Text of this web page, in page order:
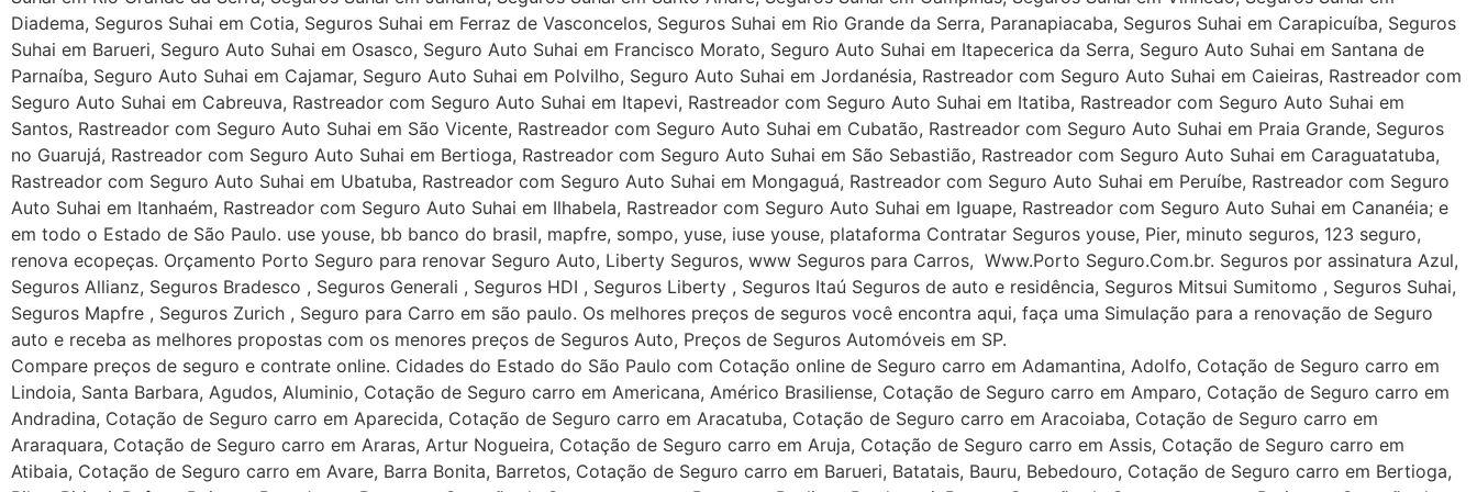
Diadema, Seguros Suhai em Cotia, Seguros Suhai em Ferraz de Vasconcelos, Seguros Suhai em Rio Grande da Serra, Paranapiacaba, Seguros Suhai em Carapicuíba, Seguros
Suhai em Barueri, Seguro Auto Suhai em Osasco, Seguro Auto Suhai em Francisco Morato, Seguro Auto Suhai em Itapecerica da Serra, Seguro Auto Suhai em Santana de
Parnaíba, Seguro Auto Suhai em Cajamar, Seguro Auto Suhai em Polvilho, Seguro Auto Suhai em Jordanésia, Rastreador com Seguro Auto Suhai em Caieiras, Rastreador com
Seguro Auto Suhai em Cabreuva, Rastreador com Seguro Auto Suhai em Itapevi, Rastreador com Seguro Auto Suhai em Itatiba, Rastreador com Seguro Auto Suhai em
Santos, Rastreador com Seguro Auto Suhai em São Vicente, Rastreador com Seguro Auto Suhai em Cubatão, Rastreador com Seguro Auto Suhai em Praia Grande, Seguros
no Guarujá, Rastreador com Seguro Auto Suhai em Bertioga, Rastreador com Seguro Auto Suhai em São Sebastião, Rastreador com Seguro Auto Suhai em Caraguatatuba,
Rastreador com Seguro Auto Suhai em Ubatuba, Rastreador com Seguro Auto Suhai em Mongaguá, Rastreador com Seguro Auto Suhai em Peruíbe, Rastreador com Seguro
Auto Suhai em Itanhaém, Rastreador com Seguro Auto Suhai em Ilhabela, Rastreador com Seguro Auto Suhai em Iguape, Rastreador com Seguro Auto Suhai em Cananéia; e
em todo o Estado de São Paulo. use youse, bb banco do brasil, mapfre, sompo, yuse, iuse youse, plataforma Contratar Seguros youse, Pier, minuto seguros, 123 seguro,
renova ecopeças. Orçamento Porto Seguro para renovar Seguro Auto, Liberty Seguros, www Seguros para Carros, Www.Porto Seguro.Com.br. Seguros por assinatura Azul,
Seguros Allianz, Seguros Bradesco , Seguros Generali , Seguros HDI , Seguros Liberty , Seguros Itaú Seguros de auto e residência, Seguros Mitsui Sumitomo , Seguros Suhai,
Seguros Mapfre , Seguros Zurich , Seguro para Carro em são paulo. Os melhores preços de seguros você encontra aqui, faça uma Simulação para a renovação de Seguro
auto e receba as melhores propostas com os menores preços de Seguros Auto, Preços de Seguros Automóveis em SP.
Compare preços de seguro e contrate online. Cidades do Estado do São Paulo com Cotação online de Seguro carro em Adamantina, Adolfo, Cotação de Seguro carro em Lindoia, Santa Barbara, Agudos, Aluminio, Cotação de Seguro carro em Americana, Américo Brasiliense, Cotação de Seguro carro em Amparo, Cotação de Seguro carro em Andradina, Cotação de Seguro carro em Aparecida, Cotação de Seguro carro em Aracatuba, Cotação de Seguro carro em Aracoiaba, Cotação de Seguro carro em Araraquara, Cotação de Seguro carro em Araras, Artur Nogueira, Cotação de Seguro carro em Aruja, Cotação de Seguro carro em Assis, Cotação de Seguro carro em Atibaia, Cotação de Seguro carro em Avare, Barra Bonita, Barretos, Cotação de Seguro carro em Barueri, Batatais, Bauru, Bebedouro, Cotação de Seguro carro em Bertioga, Bilac, Birigui, Bofete, Boituva, Bom Jesus, Botucatu, Cotação de Seguro carro em Braganca Paulista, Brodosqui, Brotas, Cotação de Seguro carro em Buritama, Cotação de Seguro carro em Cabreuva, Cotação de Seguro carro em Cacapava, Cachoeira Paulista, Caconde, Cafelandia, Cotação de Seguro carro em Caieiras, Cotação de Seguro carro em Cajamar, Cotação de Seguro carro em Campinas, Cotação de Seguro carro em Campo Limpo Paulista, Cotação de Seguro carro em Campos do Jordão, Cotação de Seguro carro em Cananeia, Candido Mota, Capão Bonito, Capivari, Cotação de Seguro carro em Caraguatatuba, Cotação de Seguro carro em Carapicuiba, Castilho, Cotação de Seguro carro em Catanduva, Cerqueira Cesar, Cotação de Seguro carro em Cerquilho, Cesario Lange, Cotação de Seguro carro em Conchal, Cosmopolis, Cotia, Cravinhos, Cruzeiro, Cotação de Seguro carro em Cubatao, Cunha, Cotação de Seguro carro em Diadema, Dracena, Eldorado, Cotação de Seguro carro em Embu, Pinhal, Cotação de Seguro carro em Ferraz de Vasconcelos, Franca, Cotação de Seguro carro em Francisco Morato, Cotação de Seguro carro em Franco da Rocha, Garca, Glicerio, Cotação de Seguro carro em Guararema, Cotação de Seguro carro em Guaratingueta, Guariba, Cotação de Seguro carro em Guarujá, Cotação de Seguro carro em Guarulhos, Holambra, Ibitinga, Cotação de Seguro carro em Ibiuna, Igarapava, Iguape, Ilha Comprida, Ilha Solteira, Ilhabela, Cotação de Seguro carro em Indaiatuba, Cotação de Seguro carro em Itanhaem, Cotação de Seguro carro em Itapecerica da Serra, Cotação de Seguro carro em Itapetininga, Cotação de Seguro carro em Itapeva, Cotação de Seguro carro em Itapevi, Cotação de Seguro carro em Itaquaquecetuba, Cotação de Seguro carro em Itatiba, Cotação de Seguro carro em Itu, Itupeva, Jaboticabal, Cotação de Seguro carro em Jacarei, Cotação de Seguro carro em Jaguariuna, Cotação de Seguro carro em Jales, Cotação de Seguro carro em Jandira, Cotação de Seguro carro em Jarinu, Cotação de Seguro carro em Jaú, Cotação de Seguro carro em Jundiai, Cotação de Seguro carro em Juquitiba, Laranjal Paulista, Leme, Lencois Paulista, Limeira, Cotação de Seguro carro em Lindoia, Lins, Cotação de Seguro carro em Lorena, Luis Antonio, Lupercio, Mairinque, Cotação de Seguro carro em Mairipora, Marilia, Matao, Cotação de Seguro carro em Mauá, Paranapanema, Mirassol, Mococa, Cotação de Seguro carro em Mogi, Cotação de Seguro carro em Moji das Cruzes, Cotação de Seguro carro em Moji-Mirim, Moncoes, Cotação de Seguro carro em Mongagua, Monte Alegre, Monte Alto, Monte Aprazivel, Monte Mor, Monteiro Lobato, Cotação de Seguro carro em Morungaba, Cotação de Seguro carro em Natividade da Serra, Cotação de Seguro carro em Nazare Paulista, Nova Odessa Novais, Olimpia, Cotação de Seguro carro em Osasco, Cotação de Seguro carro em Ourinhos, Ouro Verde, Pacaembu, Palestina, Palmital, Paraguacu, Paranapanema, Parapua, Pardinho, Pauliceia, Cotação de Seguro carro em Paulinia, Pederneiras, Cotação de Seguro carro em Pedreira, Cotação de Seguro carro em Penapolis, Pereira Barreto, Peruibe, Piedade, Pilar do Sul, Pindamonhangaba, Pindorama, Piquete, Piracaia, Cotação de Seguro carro em Piracicaba, Piraju, Pirajui, Pirapora do Bom Jesus, Pirapozinho, Cotação de Seguro carro em Pirassununga (convênio com a FAB, Aéronáutica), Piratininga, Planalto, Cotação de Seguro carro em Poa, Pompeia, Pontal, Porto Feliz, Porto Ferreira, Potim, Cotação de Seguro carro em Praia Grande, Presidente, Bernardes, Epitacio, Prudente, Venceslau, Promissão, Quata, Queluz, Rafard, Rancharia, Registro, Ribeirão, Rio Claro, Rio Grande da Serra, Rio das Pedras, Sabino, Sales, Cotação de Seguro carro em Salesopolis, Salto de Pirapora, Salto, Santa Barbara, Santa Clara, Santa Cruz do Rio Pardo, Passa Quatro, Cotação de Seguro carro em Santana de Parnaiba, Cotação de Seguro carro em Santo Andre, Cotação de Seguro carro em Santo Expedito, Cotação de Seguro carro em Santos, Cotação de Seguro carro em São Bernardo do Campo, Cotação de Seguro carro em São Caetano do Sul, São Carlos, São Joao da Boa Vista, Rio Pardo, Rio Preto, Cotação de Seguro carro em São Jose dos Campos ( Convênio FAB Força Aérea COMAER), São Lourenco da Serra, Paraitinga, São Manuel, São Paulo, São Pedro, São Roque, Cotação de Seguro carro em São Sebastiao, São Simao, São Vicente, Sarutaia, Cotação de Seguro carro em Serra Negra, Sertaozinho, Cotação de Seguro carro em Socorro, Cotação de Seguro carro em Sorocaba, Cotação de Seguro carro em Sumare, Cotação de Seguro carro em Suzano, Tabapua, Tabatinga, Cotação de Seguro carro em Taboao da Serra, Taquaritinga, Cotação de Seguro carro em Tatui, Cotação de Seguro carro em Taubate, Teodoro Sampaio, Tiete, Tremembe, Tuiuti, Tupa, Tupi Paulista, Cotação de Seguro carro em Ubatuba, Uru, Urupes, Valinhos, Vargem Grande Paulista, Cotação de Seguro carro em Vargem, Varzea Paulista, Vera Cruz, Cotação de Seguro carro em Vinhedo, Votorantim,SP. Renovação de Seguro de Auto Azul Seguros e Porto Seguro. Cote na melhor Seguradora de veículos e economize na renovação do seguro de Auto. Site resicorseguros Seguro Auto Azul Seguros e Porto Seguro em São Paulo. Cotação de Seguro carro na Zona Norte de São Paulo SP, Cotação de Seguro carro na Zona Leste de São Paulo SP, Cotação de Seguro carro na Zona Sul de São Paulo SP Cotação de Seguro carro na Zona Oeste de São Paulo SP Faça aqui Cotação de Seguro de Auto online nas maiores seguradoras Automotivas e receba uma planilha de custos com os estudos de preços de seguro de Auto de vária empresas. Produtos que podem deixar o seu seguro de carro mais barato: Seguro Auto Mulher, Seguro Auto Senior, Seguro Auto Jovem e Seguro Auto prêmio. Cote online Aqui e Contrate Seguro Auto Azul Seguros e Porto Seguro e Suhai nos seguintes estados: Acre (AC), Alagoas (AL), Amapá (AP), Amazonas (AM), Bahia (BA), Ceará (CE), Distrito Federal (DF), Espírito Santo (ES), Goiás (GO), Maranhão (MA), Mato Grosso (MT), Mato Grosso do Sul (MS), Minas Gerais (MG) Pará (PA) Paraíba (PB)Paraná(PR) Pernambuco (PE) Piauí (PI) Rio de Janeiro (RJ) Rio Grande do Norte (RN) Rio Grande do Sul (RS)Rondônia (RO) Roraima (RR) Santa Catarina (SC) São Paulo (SP) Sergipe (SE) Tocantins (TO) Corretora de Rastreador com Seguro Auto Suhai em São Paulo SP. Saiba o Preço de seguro para veículos em São Paulo nas Seguradoras automotivas: Porto Seguro e Azul Seguros para veículos , Itaú Seguros. Simulação de Seguro para renovação de Seguro de Auto, encontre aqui o corretor de seguros que fará a sua renovação de seguro. Preços de Seguros para veículos online. Faça um orçamento sem compromisso e receba a melhor Simulação online de seguro auto. Os melhores preços de seguros você encontra aqui. Simule e contrate seguros de automóveis nas seguradoras Porto Seguro e Azul Seguros. Seguro Automotivo e seguro veicular. alarmes para veículos, rastreadores para automóveis, motos e caminhões Seguro Automotivo, seguro em um Minuto, seguro viagem, seguro de vida, Seguro residencial, Seguros mais Barato de Auto em São Paulo, apólice de seguro, Caixa, Yuse, youse, Mapfre, Banco do Brasil, BB, SP/ Seguro de Automotivo em São Paulo. Seguros de automóveis Parcelado no cartão de crédito em 12 x sem juros. Apólice de seguro, Contrate seguro Auto Porto Seguro auto online em todo o Brasil. O seguro de carro cobre danos da natureza, cobre enchentes e alagamentos? O seguro Auto cobre colisão traseira? Simulação de Seguro com Preços de Seguros Auto online. Encontrei os melhores preços de Seguros Automóveis na Porto Seguro e Azul Seguros. Renovação de Seguro, Cotação de Seguros São Paulo SP nas melhores Seguradoras Automotivas. Como Contratar Seguro Seguro Carro Zona Leste, Contratar Seguros Zona Norte, Sul e Oeste de São Paulo SP. Seguros de Automóveis para: Volkswagen, Fiat, General Motors, Chevrolet GM, VWVW, Ford, Renault, Hyundai, Toyota, Honda, Subaru, Volvo, Mitsubishi, Mercedes Benz, BMW, Nissan,Citroen, Caoa Chery, Ducato, Agrale, Yamaha, Suzuki, Skania, Jaguar. Seguro Automotivo e Proteção veicular, rastreador com seguro, seguro em um Minuto. Seguros para veiculos de APP UBER e 99 táxi, seguro de táxi seguro para táxi. Aplicativo, Descontos para PCD – deficiente Fisico. UBER, oficina mecânica, apólice de seguro, Caixa, Yuse, youse, minuto seguros, Smarthia, Bidu, Mapfre, Banco do Brasi, BB, Chubb, Allianz, Generali, Liberty, Bradesco, Suhai, Trinkseg, sompo, Mitsui sumitomo, SulAmerica, Generali, Allure, Creditas, autocompara, HDI, Azul, Porto Seguro, Itaú, Zurich. Tabela de Seguro de Veículos. endereços dos Postos de Vistoria Dekra, Boné, em todo o Estado de São Paulo SP. Prefeitura de São Paulo SP – Renovação de CNH – carteira de Habilitação. Endereço de vistoria cautelar, Poupatempo, exame médico, de Santa Catarina despachantes, DPVAT. Seguro para moto, cotação de seguro de motos, seguro para caminhão. Seguros com Descontos para: militares da FAB, Exército, Marinha, Aeronáutica, P.M. Pensionistas, Arquitetos, Engenheiros, Médicos, Professores, Funcionários Públicos, Petrobrás, Shell, Ipiranga, Ultragas,e veiculos em Zona Leste de São Paulo SP, rastreador, CarSystem, Rastreador Ituran, lojack, associação e proteção veicular Zona Leste de São Paulo SP, seguradora